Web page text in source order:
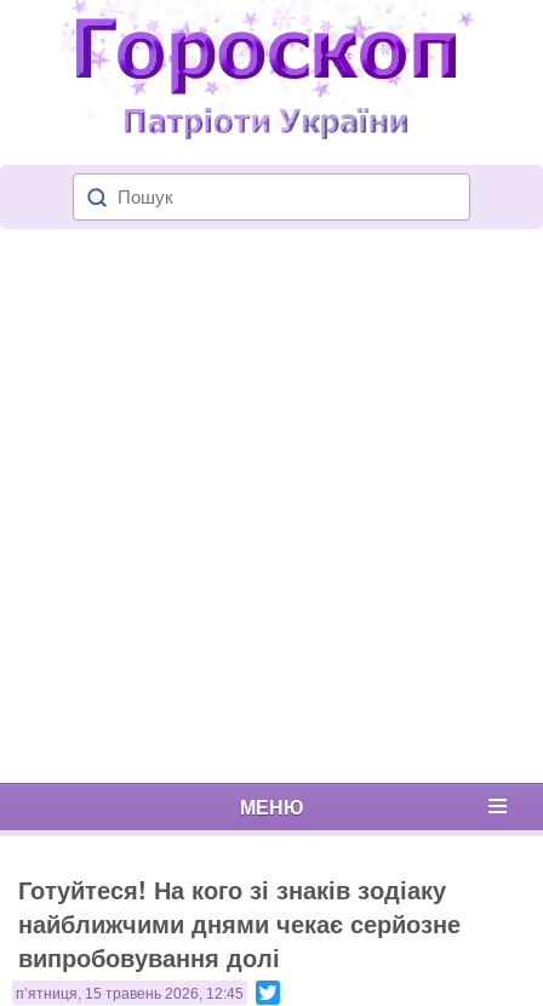
МЕНЮ
Готуйтеся! На кого зі знаків зодіаку
найближчими днями чекає серйозне
випробовування долі
п’ятниця, 15 травень 2026, 12:45